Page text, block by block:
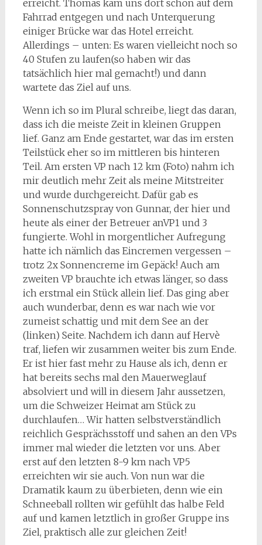
erreicht. Thomas kam uns dort schon auf dem
Fahrrad entgegen und nach Unterquerung
einiger Brücke war das Hotel erreicht.
Allerdings – unten: Es waren vielleicht noch so
40 Stufen zu laufen(so haben wir das
tatsächlich hier mal gemacht!) und dann
wartete das Ziel auf uns.
Wenn ich so im Plural schreibe, liegt das daran,
dass ich die meiste Zeit in kleinen Gruppen
lief. Ganz am Ende gestartet, war das im ersten
Teilstück eher so im mittleren bis hinteren
Teil. Am ersten VP nach 12 km (Foto) nahm ich
mir deutlich mehr Zeit als meine Mitstreiter
und wurde durchgereicht. Dafür gab es
Sonnenschutzspray von Gunnar, der hier und
heute als einer der Betreuer anVP1 und 3
fungierte. Wohl in morgentlicher Aufregung
hatte ich nämlich das Eincremen vergessen –
trotz 2x Sonnencreme im Gepäck! Auch am
zweiten VP brauchte ich etwas länger, so dass
ich erstmal ein Stück allein lief. Das ging aber
auch wunderbar, denn es war nach wie vor
zumeist schattig und mit dem See an der
(linken) Seite. Nachdem ich dann auf Hervè
traf, liefen wir zusammen weiter bis zum Ende.
Er ist hier fast mehr zu Hause als ich, denn er
hat bereits sechs mal den Mauerweglauf
absolviert und will in diesem Jahr aussetzen,
um die Schweizer Heimat am Stück zu
durchlaufen… Wir hatten selbstverständlich
reichlich Gesprächsstoff und sahen an den VPs
immer mal wieder die letzten vor uns. Aber
erst auf den letzten 8-9 km nach VP5
erreichten wir sie auch. Von nun war die
Dramatik kaum zu überbieten, denn wie ein
Schneeball rollten wir gefühlt das halbe Feld
auf und kamen letztlich in großer Gruppe ins
Ziel, praktisch alle zur gleichen Zeit!